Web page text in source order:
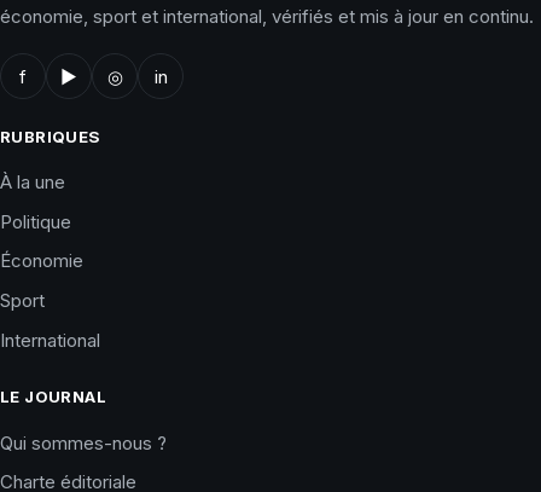
économie, sport et international, vérifiés et mis à jour en continu.
f ▶ ◎ in
RUBRIQUES
À la une
Politique
Économie
Sport
International
LE JOURNAL
Qui sommes-nous ?
Charte éditoriale